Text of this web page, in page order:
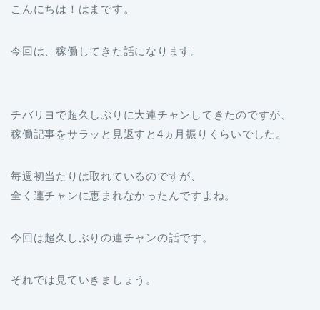
こんにちは！はまです。
今回は、稼働してきた話になります。
チバリヨで超久しぶりに大連チャンしてきたのですが、
稼働記事をサラッと見返すと4ヵ月振りくらいでした。
毎週初当たりは取れているのですが、
全く連チャンに恵まれなかったんですよね。
今回は超久しぶりの連チャンの話です。
それでは見ていきましょう。